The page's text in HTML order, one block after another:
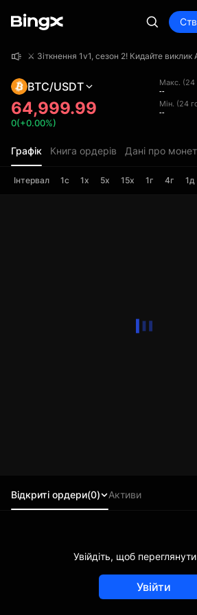
BTC/USDT
64,999.99
0(+0.00%)
Макс. (24
--
Мін. (24
--
Графік Книга ордерів Дані про
Інтервал 1с 1х 5х 15х 1г 4г 1д
Відкриті ордери(0) Активи
Увійдіть, щоб
Увійти